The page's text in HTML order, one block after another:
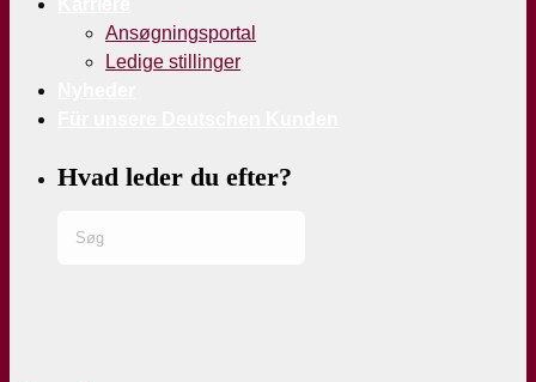
Ansøgningsportal
Ledige stillinger
Hvad leder du efter?